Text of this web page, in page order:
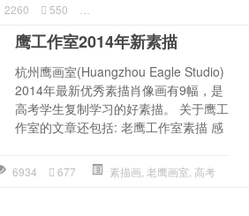
2260 550
鹰工作室2014年新素描
杭州鹰画室(Huangzhou Eagle Studio)
2014年最新优秀素描肖像画有9幅，是
高考学生复制学习的好素描。 关于鹰工
作室的文章还包括: 老鹰工作室素描 感
6934 677 素描画 老鹰画室 高考